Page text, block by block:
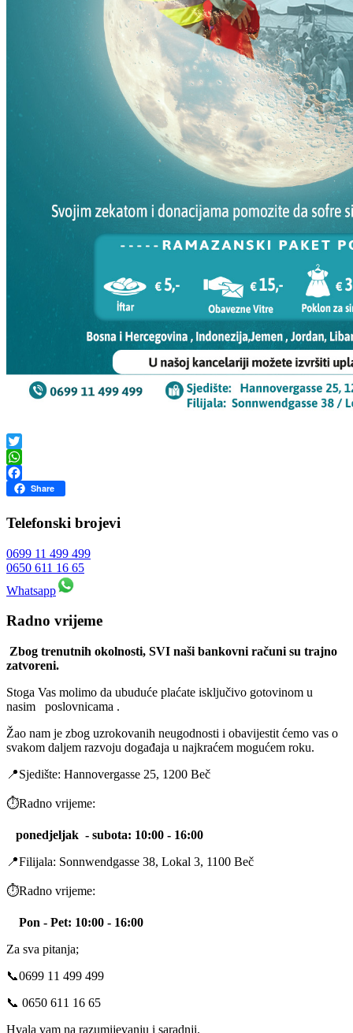
Twitter
WhatsApp
Facebook
Share
Telefonski brojevi
0699 11 499 499
0650 611 16 65
Whatsapp
Radno vrijeme
Zbog trenutnih okolnosti, SVI naši bankovni računi su trajno
zatvoreni.
Stoga Vas molimo da ubuduće plaćate isključivo gotovinom u
nasim poslovnicama .
Žao nam je zbog uzrokovanih neugodnosti i obavijestit ćemo vas o
svakom daljem razvoju događaja u najkraćem mogućem roku.
📍Sjedište: Hannovergasse 25, 1200 Beč
⏱️Radno vrijeme:
ponedjeljak - subota: 10:00 - 16:00
📍Filijala: Sonnwendgasse 38, Lokal 3, 1100 Beč
⏱️Radno vrijeme:
Pon - Pet: 10:00 - 16:00
Za sva pitanja;
📞0699 11 499 499
📞 0650 611 16 65
Hvala vam na razumijevanju i saradnji.